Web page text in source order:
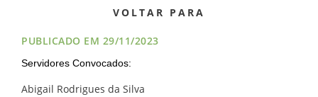
CONVÊNIOS
INFORMATIVOS
ASSEMBLÉIAS
VOLTAR PARA
PUBLICADO EM 29/11/2023
Servidores Convocados:
Abigail Rodrigues da Silva